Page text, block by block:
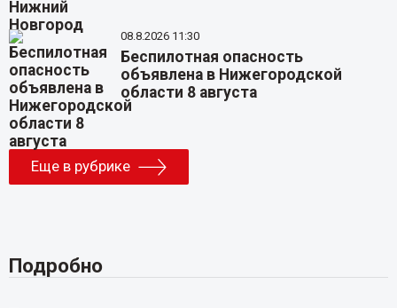
08.8.2026 11:30
Беспилотная опасность
объявлена в Нижегородской
области 8 августа
Еще в рубрике
Подробно